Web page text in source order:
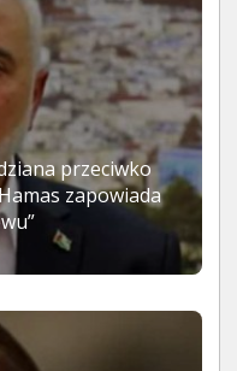
przeciwko
zapowiada